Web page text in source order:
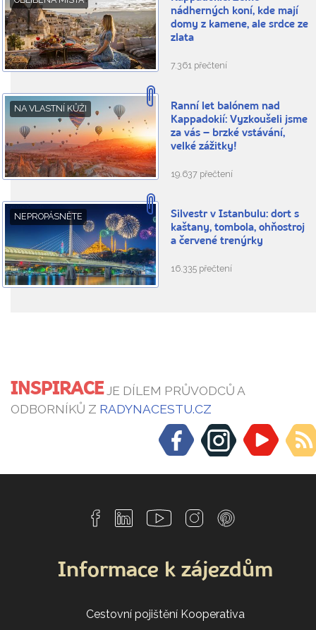
nádherných koní, kde mají
domy z kamene, ale srdce ze
zlata
7.361 přečtení
NA VLASTNÍ KŮŽI
Ranní let balónem nad
Kappadokií: Vyzkoušeli jsme
za vás – brzké vstávání,
velké zážitky!
19.637 přečtení
NEPROPÁSNĚTE
Silvestr v Istanbulu: dort s
kaštany, tombola, ohňostroj
a červené trenýrky
16.335 přečtení
INSPIRACEJE DÍLEM PRŮVODCŮ A
ODBORNÍKŮ Z RADYNACESTU.CZ
Informace k zájezdům
Cestovní pojištění Kooperativa